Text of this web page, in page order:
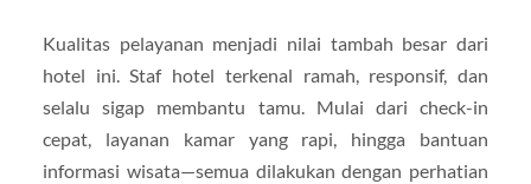
Kualitas pelayanan menjadi nilai tambah besar dari
hotel ini. Staf hotel terkenal ramah, responsif, dan
selalu sigap membantu tamu. Mulai dari check-in
cepat, layanan kamar yang rapi, hingga bantuan
informasi wisata—semua dilakukan dengan perhatian